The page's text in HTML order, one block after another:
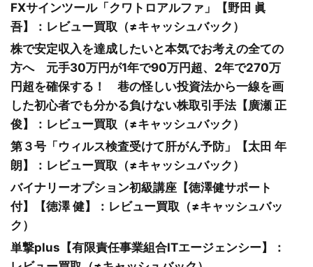
FXサインツール「クワトロアルファ」【野田 眞
吾】：レビュー買取（≠キャッシュバック）
株で安定収入を達成したいと本気でお考えの全ての
方へ 元手30万円が1年で90万円超、2年で270万
円超を確保する！ 巷の怪しい投資法から一線を画
した初心者でも分かる負けない株取引手法【廣瀬 正
俊】：レビュー買取（≠キャッシュバック）
第３号「ウィルス検査受けて肝がん予防」【太田 年
朗】：レビュー買取（≠キャッシュバック）
バイナリーオプション初級講座【徳澤健サポート
付】【徳澤 健】：レビュー買取（≠キャッシュバッ
ク）
単撃plus【有限責任事業組合ITエージェンシー】：